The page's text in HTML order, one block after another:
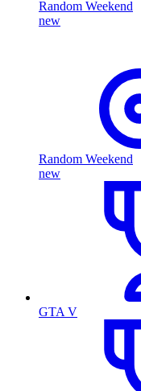
Random Weekend
new
Random Weekend
new
GTA V